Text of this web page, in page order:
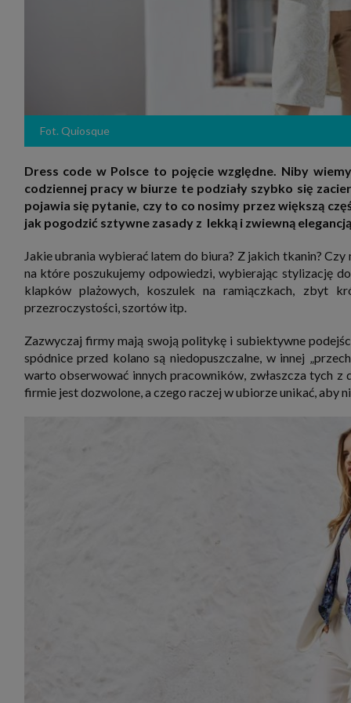
2.
3.
móc
Cię to
zgody
Na
dane
pliki
1.
nie
2.
oraz
Fot. Quiosque
Dress code w Polsce to pojęcie względne. Niby
codziennej pracy w biurze te podziały szybko się
pojawia się pytanie, czy to co nosimy przez większą
jak pogodzić sztywne zasady z lekką i zwiewną
Jakie ubrania wybierać latem do biura? Z jakich tkanin?
na które poszukujemy odpowiedzi, wybierając stylizację
klapków plażowych, koszulek na ramiączkach, zbyt
przezroczystości, szortów itp.
Zazwyczaj firmy mają swoją politykę i subiektywne
spódnice przed kolano są niedopuszczalne, w innej
warto obserwować innych pracowników, zwłaszcza tych z
firmie jest dozwolone, a czego raczej w ubiorze unikać, aby